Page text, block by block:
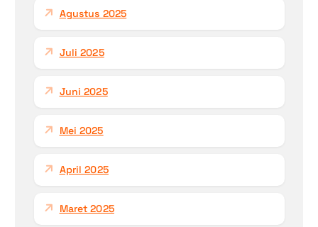
Agustus 2025
Juli 2025
Juni 2025
Mei 2025
April 2025
Maret 2025